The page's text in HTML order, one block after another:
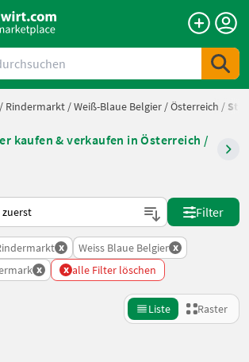
/ Rindermarkt /Weiß-Blaue Belgier /Österreich /
kaufen & verkaufen in Österreich /
sortiert
Filter
x Weiss Blaue Belgier x
x x alle Filter löschen
Liste Raster